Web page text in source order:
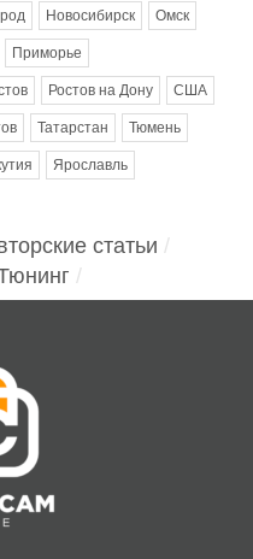
Новосибирск Омск
Приморье
Ростов на Дону США
Татарстан Тюмень
Ярославль
статьи